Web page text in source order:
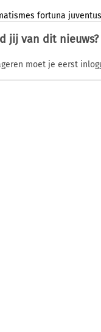
fortuna juventus
jij van dit nieuws?
moet je eerst